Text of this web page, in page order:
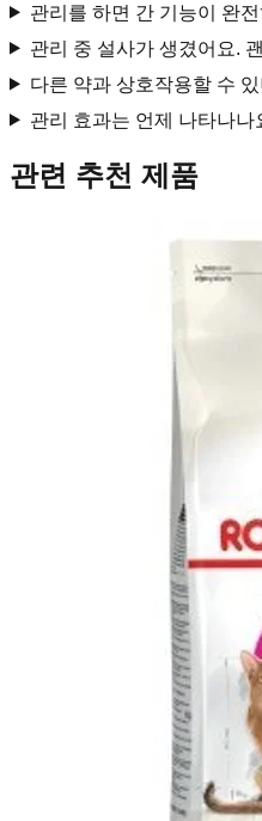
관리를 하면 간 기능이 완
관리 중 설사가 생겼어요.
다른 약과 상호작용할 수
관리 효과는 언제 나타나나
관련 추천 제품